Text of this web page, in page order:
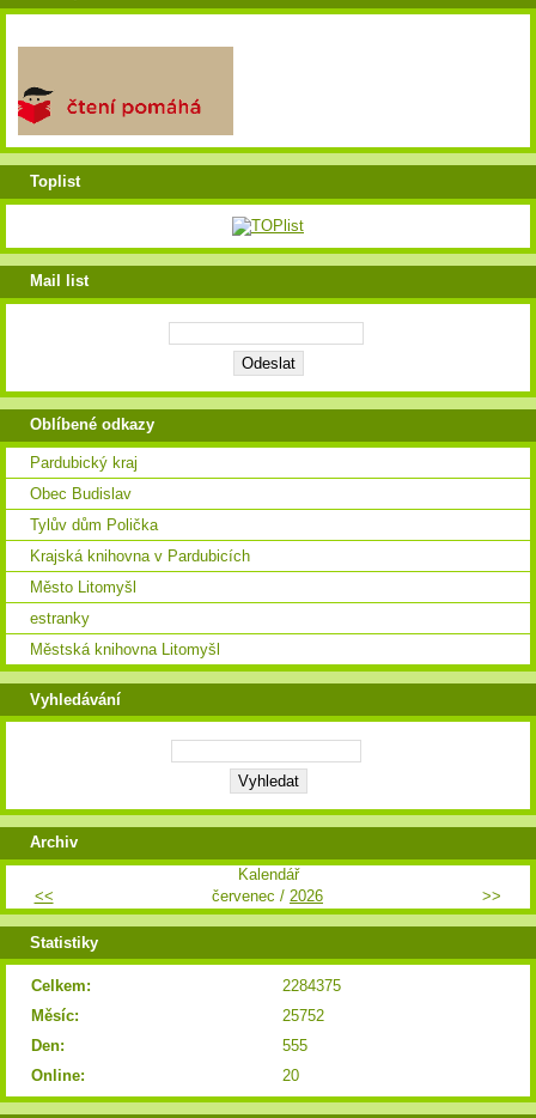
Toplist
Mail list
Oblíbené odkazy
Pardubický kraj
Obec Budislav
Tylův dům Polička
Krajská knihovna v Pardubicích
Město Litomyšl
estranky
Městská knihovna Litomyšl
Vyhledávání
Archiv
Kalendář
<<
červenec / 2026 >>
Statistiky
Online: 20
Celkem:
2284375
Měsíc:
25752
Den:
555